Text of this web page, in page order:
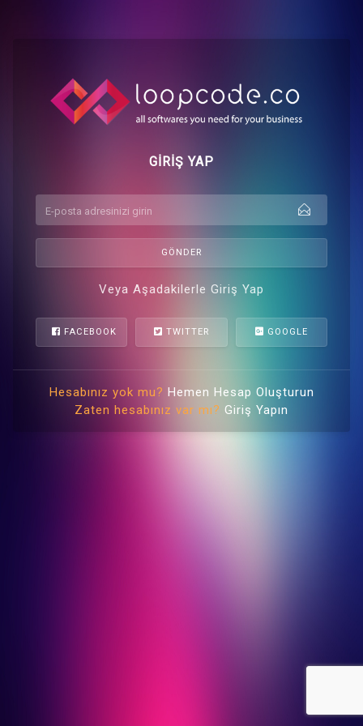
GİRİŞ YAP
GÖNDER
Veya Aşadakilerle Giriş Yap
FACEBOOK TWITTER GOOGLE
Hesabınız yok mu? Hemen Hesap Oluşturun
Zaten hesabınız var mı? Giriş Yapın